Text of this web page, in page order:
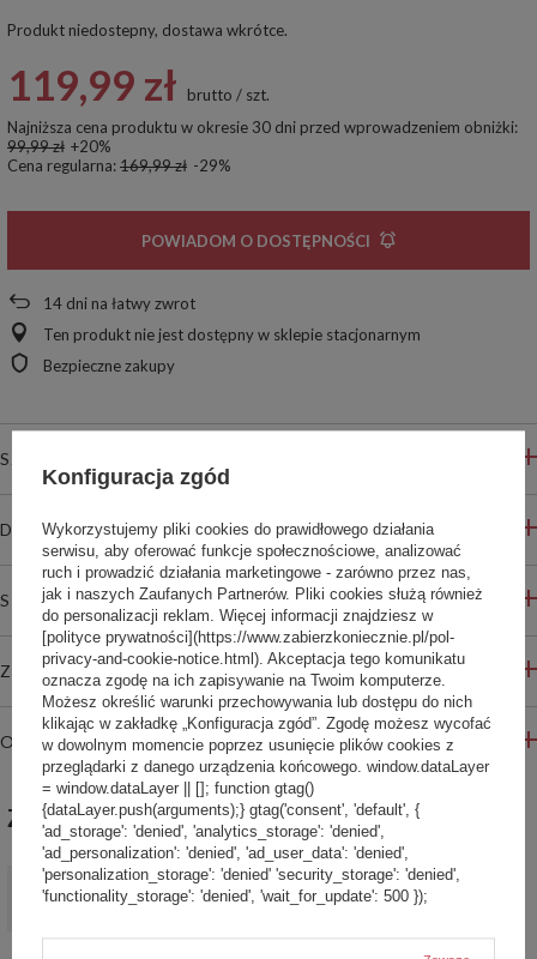
Produkt niedostepny, dostawa wkrótce
119,99 zł brutto / szt.
Najniższa cena produktu w okresie 30 dni przed wprowadzeniem obniżki:
99,99 zł +20%
Cena regularna:169,99 zł -29%
POWIADOM O DOSTĘPNOŚCI
14 dni na łatwy zwrot
Ten produkt nie jest dostępny w sklepie stacjonarnym
Bezpieczne zakupy
SZCZEGÓŁOWE INFORMACJE
DO POBRANIA
STREFA REKOMENDACJI
ZADAJ PYTANIE
OPINIE
ZABIERZ JESZCZE :)
PROMOCJA
Zestaw kubków termicznych Contigo West Loop 2.0 470ml -
Konfiguracja zgód
Wykorzystujemy pliki cookies do prawidłowego działania
serwisu, aby oferować funkcje społecznościowe, analizować
ruch i prowadzić działania marketingowe - zarówno przez nas,
jak i naszych Zaufanych Partnerów. Pliki cookies służą również
do personalizacji reklam. Więcej informacji znajdziesz w
[polityce prywatności](https://www.zabierzkoniecznie.pl/pol-
privacy-and-cookie-notice.html). Akceptacja tego komunikatu
oznacza zgodę na ich zapisywanie na Twoim komputerze.
Możesz określić warunki przechowywania lub dostępu do nich
klikając w zakładkę „Konfiguracja zgód”. Zgodę możesz wycofać
w dowolnym momencie poprzez usunięcie plików cookies z
przeglądarki z danego urządzenia końcowego. window.dataLayer
= window.dataLayer || []; function gtag()
{dataLayer.push(arguments);} gtag('consent', 'default', {
'ad_storage': 'denied', 'analytics_storage': 'denied',
'ad_personalization': 'denied', 'ad_user_data': 'denied',
'personalization_storage': 'denied' 'security_storage': 'denied',
'functionality_storage': 'denied', 'wait_for_update': 500 });